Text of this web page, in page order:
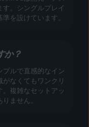
す。シングルプレイ
を設けています。
か？
プルで直感的なイン
なくてもワンクリ
複雑なセットアッ
ません。